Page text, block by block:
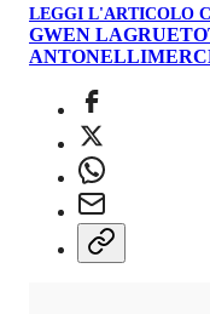
LEGGI L'ARTICOLO
GWEN LAGRUE
ANTONELLI